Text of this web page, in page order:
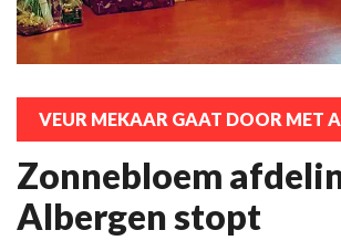
VEUR MEKAAR GAAT DOOR MET
Zonnebloem
Albergen stopt